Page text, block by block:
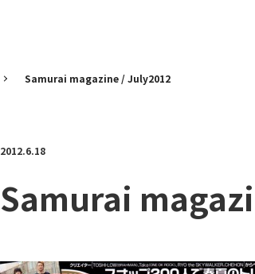
Samurai magazine / July2012
2012.6.18
Samurai